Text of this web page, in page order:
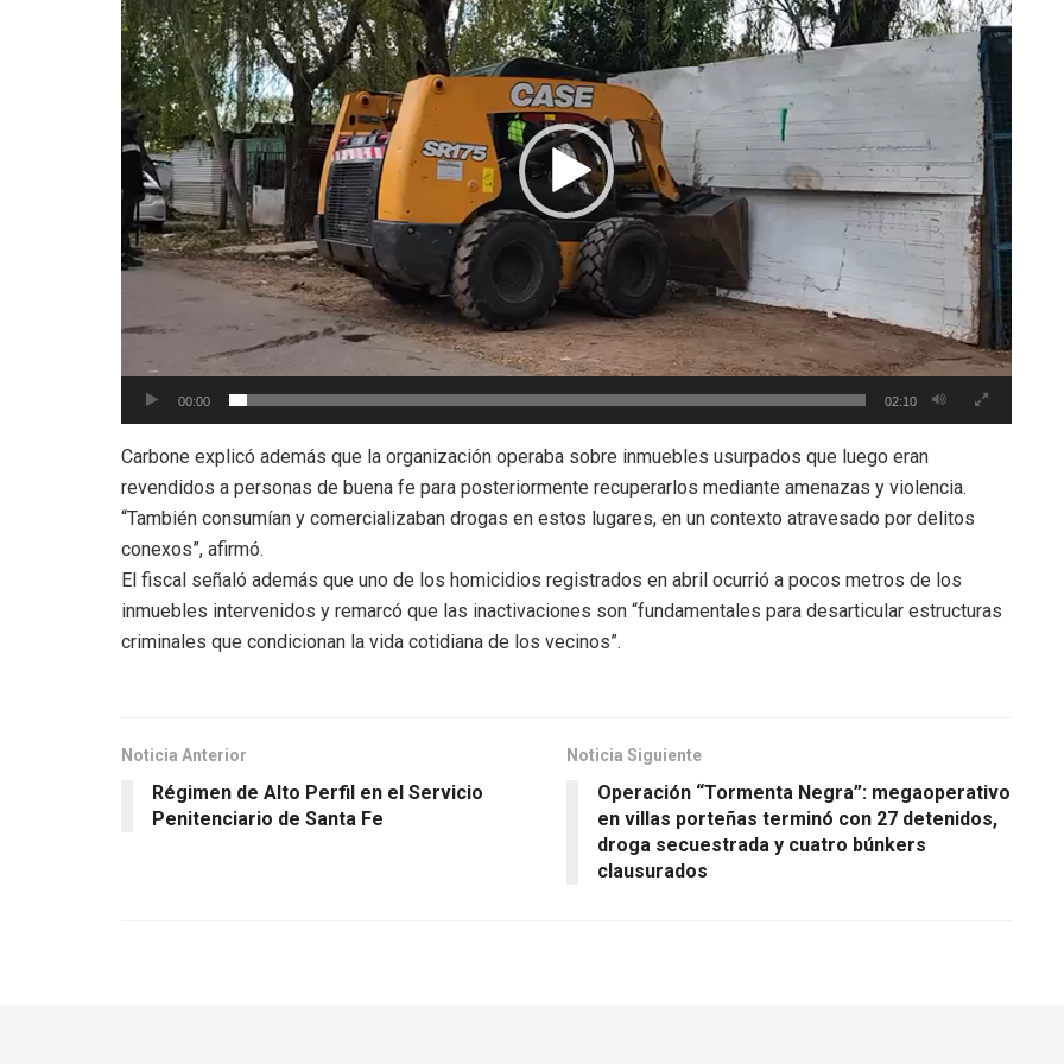
00:00 02:10
Carbone explicó además que la organización operaba sobre inmuebles usurpados que luego eran
revendidos a personas de buena fe para posteriormente recuperarlos mediante amenazas y violencia.
“También consumían y comercializaban drogas en estos lugares, en un contexto atravesado por delitos
conexos”, afirmó.
El fiscal señaló además que uno de los homicidios registrados en abril ocurrió a pocos metros de los
inmuebles intervenidos y remarcó que las inactivaciones son “fundamentales para desarticular estructuras
criminales que condicionan la vida cotidiana de los vecinos”.
Noticia Anterior
Régimen de Alto Perfil en el Servicio
Penitenciario de Santa Fe
Noticia Siguiente
Operación “Tormenta Negra”: megaoperativo
en villas porteñas terminó con 27 detenidos,
droga secuestrada y cuatro búnkers
clausurados